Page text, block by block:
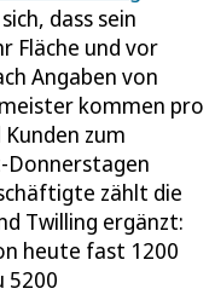
dass sein
Fläche und vor
Angaben von
kommen pro
zum
Donnerstagen
zählt die
Twilling ergänzt:
heute fast 1200
5200